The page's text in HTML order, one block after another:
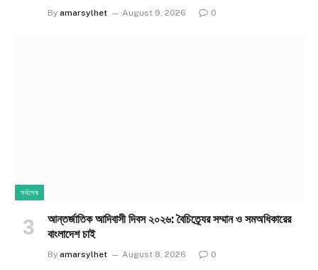
By amarsylhet August 9, 2026 0
সর্বশেষ
আন্তর্জাতিক আদিবাসী দিবস ২০২৬: বৈচিত্র্যের সম্মান ও সমঅধিকারের
বাংলাদেশ চাই
By amarsylhet August 8, 2026 0